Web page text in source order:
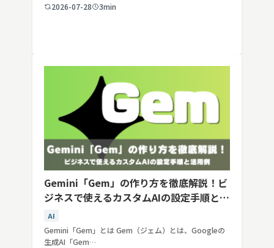
2026-07-28
3min
Gemini「Gem」の作り方を徹底解説！ビ
ジネスで使えるカスタムAIの設定手順と活
用例
AI
Gemini「Gem」とは Gem（ジェム）とは、Googleの
生成AI「Gem…